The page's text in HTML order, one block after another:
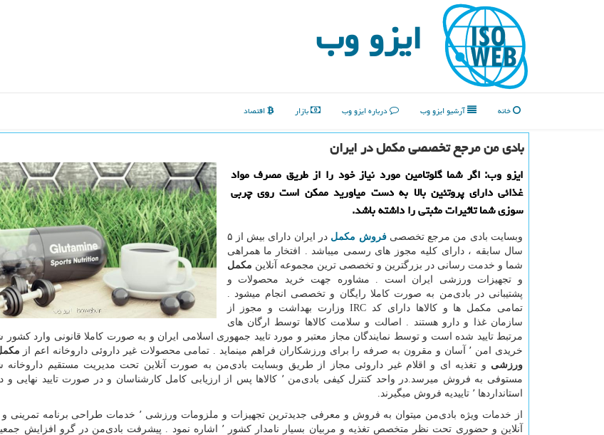
ایزو وب
خانه آرشیو ایزو وب درباره ایزو وب بازار اقتصاد
بادی من مرجع تخصصی مكمل در ایران
ایزو وب: اگر شما گلوتامین مورد نیاز خود را از طریق مصرف مواد
غذائی دارای پروتئین بالا به دست میاورید ممكن است روی چربی‌
سوزی شما تاثیرات مثبتی را داشته باشد.
وبسایت بادی من مرجع تخصصیفروش مکمل
در ایران دارای بیش از ۵
سال سابقه ، دارای کلیه مجوز های رسمی میباشد . افتخار ما همراهی
شما و خدمت رسانی در بزرگترین و تخصصی ترین مجموعه آنلاین مکمل
و تجهیزات ورزشی ایران است . مشاوره جهت خرید محصولات و
پشتیبانی در بادی‌من به صورت کاملا رایگان و تخصصی انجام میشود .
تمامی مکمل ها و کالاها دارای کد IRC وزارت بهداشت و مجوز از
سازمان غذا و دارو هستند . اصالت و سلامت کالاها توسط ارگان های
مرتبط تایید شده است و توسط نمایندگان مجاز معتبر و مورد تایید جمهوری اسلامی ایران و به صورت کاملا قانونی وارد کشور
خریدی امن ٬ آسان و مقرون به صرفه را برای ورزشکاران فراهم مینماید . تمامی محصولات غیر داروئی داروخانه اعم از
ورزشی و تغذیه ای و اقلام غیر داروئی مجاز از طریق وبسایت بادی‌من به صورت آنلاین تحت مدیریت مستقیم داروخانه
مستوفی به فروش میرسد.در واحد کنترل کیفی بادی‌من ٬ کالاها پس از ارزیابی کامل کارشناسان و در صورت تایید
استانداردها ٬ تاییدیه فروش میگیرند.
از خدمات ویژه بادی‌من میتوان به فروش و معرفی جدیدترین تجهیزات و ملزومات ورزشی
آنلاین و حضوری تحت نظر متخصص تغذیه و مربیان بسیار نامدار کشور ٬ اشاره نمود . پیشرفت بادی‌من